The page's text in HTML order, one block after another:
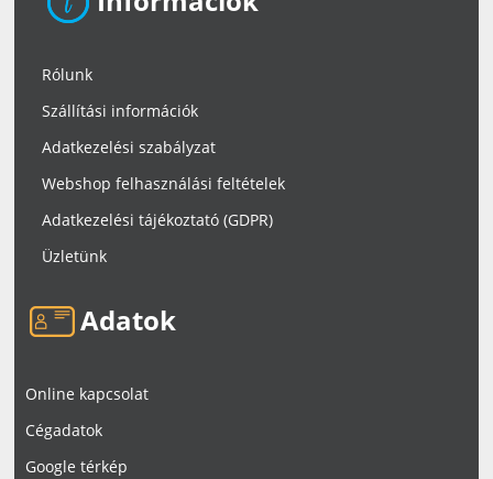
Rólunk
Szállítási információk
Adatkezelési szabályzat
Webshop felhasználási feltételek
Adatkezelési tájékoztató (GDPR)
Üzletünk
Adatok
Online kapcsolat
Cégadatok
Google térkép